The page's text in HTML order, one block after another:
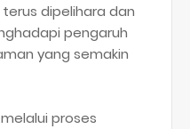
dipelihara dan
pengaruh
yang semakin
proses